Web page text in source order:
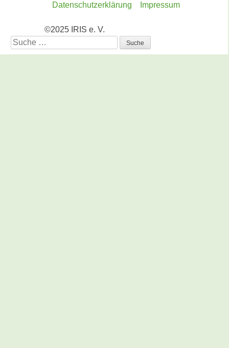
Datenschutzerklärung Impressum
©2025 IRIS e. V.
Suche
nach: